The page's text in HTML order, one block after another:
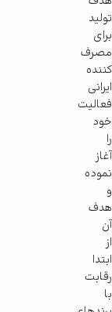
تولید
برای
مصرف
کننده
ایرانی
فعالیت
خود
را
آغاز
نموده
و
هدف
آن
از
ابتدا
رقابت
با